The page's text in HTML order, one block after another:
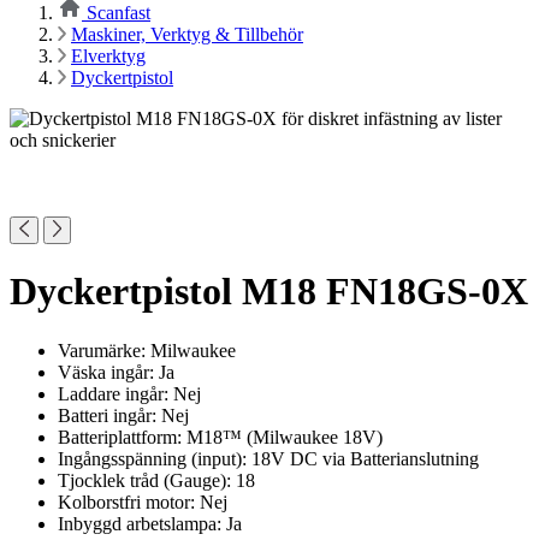
Scanfast
Maskiner, Verktyg & Tillbehör
Elverktyg
Dyckertpistol
Dyckertpistol M18 FN18GS-0X
Varumärke: Milwaukee
Väska ingår: Ja
Laddare ingår: Nej
Batteri ingår: Nej
Batteriplattform: M18™ (Milwaukee 18V)
Ingångsspänning (input): 18V DC via Batterianslutning
Tjocklek tråd (Gauge): 18
Kolborstfri motor: Nej
Inbyggd arbetslampa: Ja